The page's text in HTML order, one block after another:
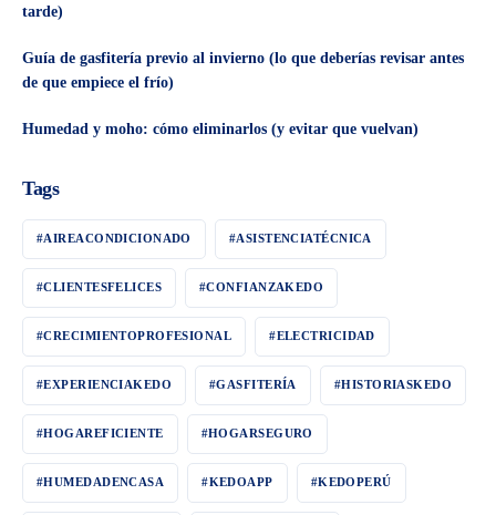
tarde)
Guía de gasfitería previo al invierno (lo que deberías revisar antes
de que empiece el frío)
Humedad y moho: cómo eliminarlos (y evitar que vuelvan)
Tags
#AIREACONDICIONADO #ASISTENCIATÉCNICA
#CLIENTESFELICES #CONFIANZAKEDO
#CRECIMIENTOPROFESIONAL #ELECTRICIDAD
#EXPERIENCIAKEDO #GASFITERÍA #HISTORIASKEDO
#HOGAREFICIENTE #HOGARSEGURO
#HUMEDADENCASA #KEDOAPP #KEDOPERÚ